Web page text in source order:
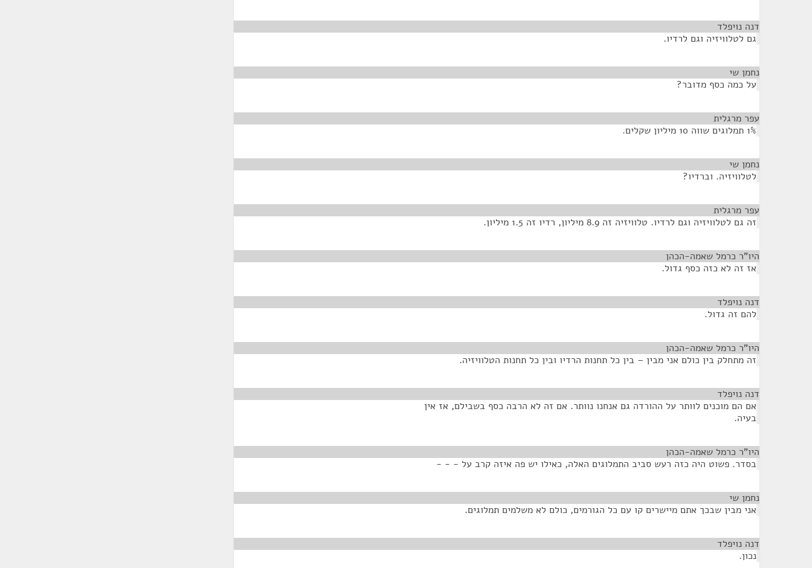
דנה נויפלד
גם לטלוויזיה וגם לרדיו.
נחמן שי
על כמה כסף מדובר?
עפר מרגלית
1% תמלוגים שווה 10 מיליון שקלים.
נחמן שי
לטלוויזיה. וברדיו?
עפר מרגלית
זה גם לטלוויזיה וגם לרדיו. טלוויזיה זה 8.9 מיליון, רדיו זה 1.5 מיליון.
היו"ר כרמל שאמה-הכהן
אז זה לא כזה כסף גדול.
דנה נויפלד
להם זה גדול.
היו"ר כרמל שאמה-הכהן
זה מתחלק בין כולם אני מבין – בין כל תחנות הרדיו ובין כל תחנות הטלוויזיה.
דנה נויפלד
אם הם מוכנים לוותר על ההורדה גם אנחנו נוותר. אם זה לא הרבה כסף בשבילם, אז אין
בעיה.
היו"ר כרמל שאמה-הכהן
בסדר. פשוט היה כזה רעש סביב התמלוגים האלה, כאילו יש פה איזה קרב על - - -
נחמן שי
אני מבין שבכך אתם מיישרים קו עם כל הגורמים, כולם לא משלמים תמלוגים.
דנה נויפלד
נכון.